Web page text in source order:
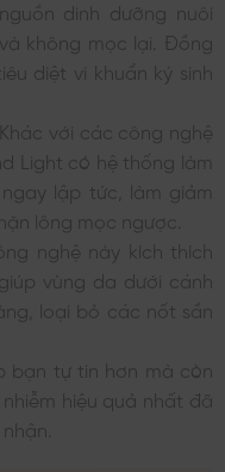
dinh dưỡng nuôi
không mọc lại. Đồng
diệt vi khuẩn ký sinh
Khác với các công nghệ
Light có hệ thống làm
lập tức, làm giảm
lông mọc ngược.
nghệ này kích thích
vùng da dưới cánh
loại bỏ các nốt sần
bạn tự tin hơn mà còn
hiệu quả nhất đã